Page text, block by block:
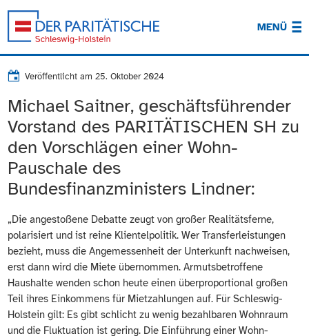
MENÜ
Veröffentlicht am25. Oktober 2024
Michael Saitner, geschäftsführender
Vorstand des PARITÄTISCHEN SH zu
den Vorschlägen einer Wohn-
Pauschale des
Bundesfinanzministers Lindner:
„Die angestoßene Debatte zeugt von großer Realitätsferne,
polarisiert und ist reine Klientelpolitik. Wer Transferleistungen
bezieht, muss die Angemessenheit der Unterkunft nachweisen,
erst dann wird die Miete übernommen. Armutsbetroffene
Haushalte wenden schon heute einen überproportional großen
Teil ihres Einkommens für Mietzahlungen auf. Für Schleswig-
Holstein gilt: Es gibt schlicht zu wenig bezahlbaren Wohnraum
und die Fluktuation ist gering. Die Einführung einer Wohn-